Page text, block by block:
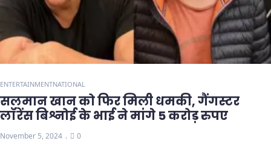
ENTERTAINMENTNATIONAL
सलमान खान को फिर मिली धमकी, गैंगस्टर
लॉरेंस बिश्नोई के भाई ने मांगे 5 करोड़ रुपए
November 5, 2024 0